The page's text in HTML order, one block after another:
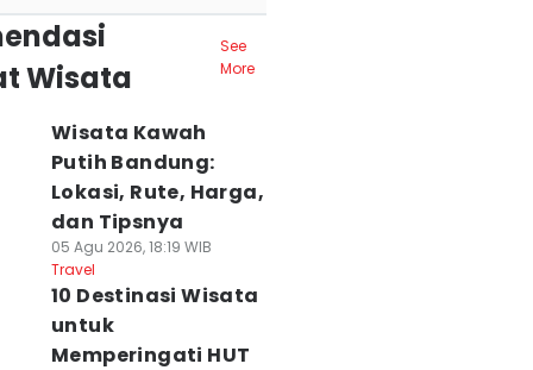
Wisata
See
More
Wisata Kawah
Putih Bandung:
Lokasi, Rute, Harga,
dan Tipsnya
05 Agu 2026, 18:19 WIB
Travel
10 Destinasi Wisata
untuk
Memperingati HUT